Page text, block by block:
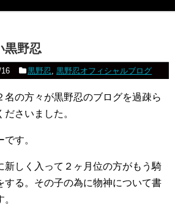
黒野忍
黒野忍,黒野忍オフィシャルブログ
名の方々が黒野忍のブログを過疎ら
さいました。
す。
新しく入って２ヶ月位の方がもう騎
する。その子の為に物神について書